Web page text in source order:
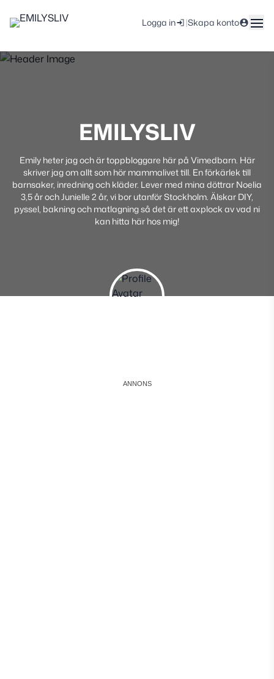
Logga in |Skapa konto
EMILYSLIV
Emily heter jag och är toppbloggare här på Vimedbarn. Här
skriver jag om allt som hör mammalivet till. En förkärlek till
barnsaker, inredning och kläder. Lever med mina döttrar Noelia
3,5 år och Junielle 2 år, vi bor utanför Stockholm. Älskar DIY,
pyssel, bakning och matlagning så det är ett axplock av vad ni
kan hitta här hos mig!